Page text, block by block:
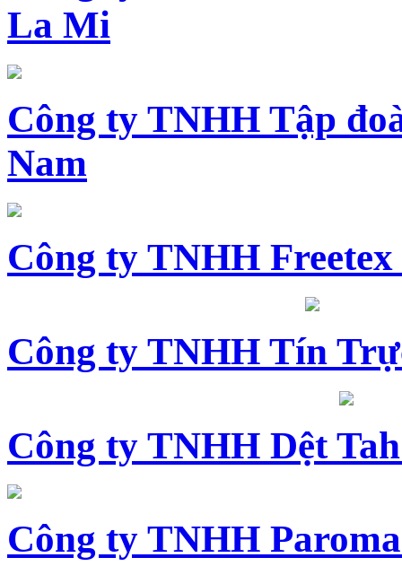
La Mi
Công ty TNHH Tập
Nam
Công ty TNHH
Công ty TNHH Tín
Công ty TNHH Dệt
Công ty TNHH